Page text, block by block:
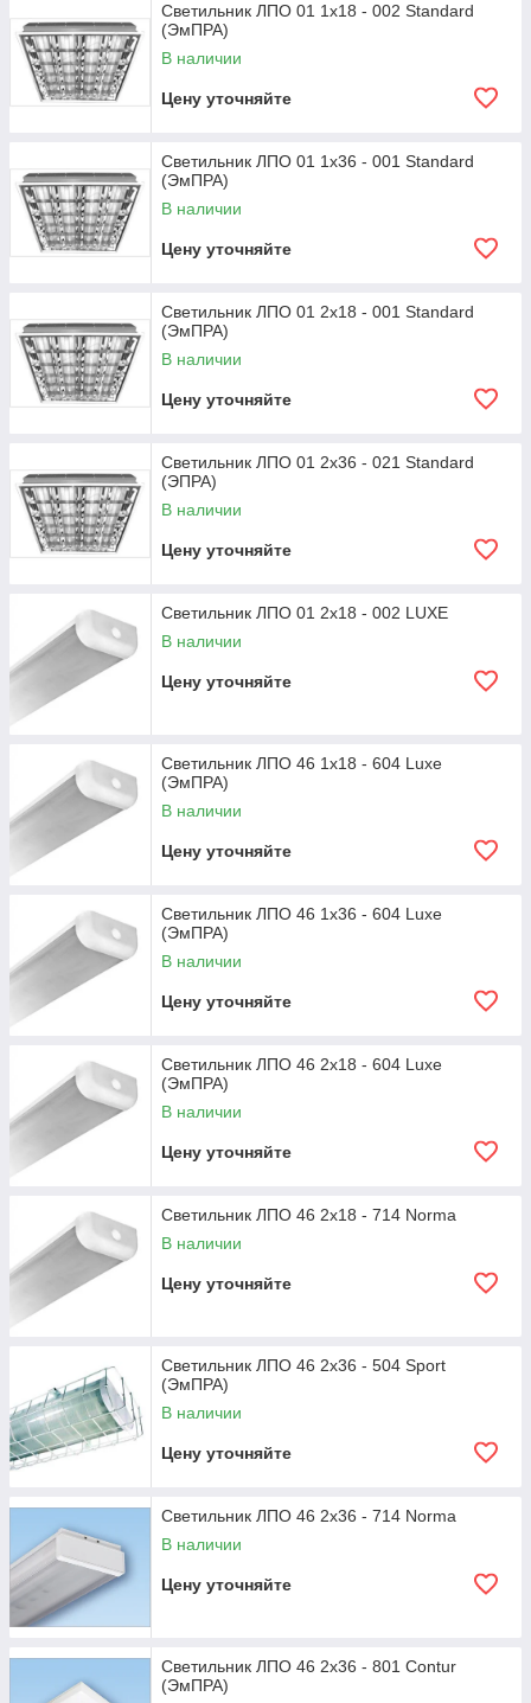
Светильник ЛПО 01 1х18 - 002 Standard
(ЭмПРА)
В наличии
Цену уточняйте
Светильник ЛПО 01 1х36 - 001 Standard
(ЭмПРА)
В наличии
Цену уточняйте
Светильник ЛПО 01 2x18 - 001 Standard
(ЭмПРА)
В наличии
Цену уточняйте
Светильник ЛПО 01 2x36 - 021 Standard
(ЭПРА)
В наличии
Цену уточняйте
Светильник ЛПО 01 2x18 - 002 LUXE
В наличии
Цену уточняйте
Светильник ЛПО 46 1x18 - 604 Luxe
(ЭмПРА)
В наличии
Цену уточняйте
Светильник ЛПО 46 1x36 - 604 Luxe
(ЭмПРА)
В наличии
Цену уточняйте
Светильник ЛПО 46 2x18 - 604 Luxe
(ЭмПРА)
В наличии
Цену уточняйте
Светильник ЛПО 46 2x18 - 714 Norma
В наличии
Цену уточняйте
Светильник ЛПО 46 2x36 - 504 Sport
(ЭмПРА)
В наличии
Цену уточняйте
Светильник ЛПО 46 2x36 - 714 Norma
В наличии
Цену уточняйте
Светильник ЛПО 46 2x36 - 801 Contur
(ЭмПРА)